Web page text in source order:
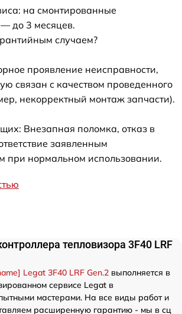
на смонтированные
до 3 месяцев.
случаем?
проявление неисправности,
связан с качеством проведенного
некорректный монтаж запчасти).
Внезапная поломка, отказ в
заявленным
при нормальном использовании.
тепловизора 3F40 LRF
Legat 3F40 LRF Gen.2 выполняется в
сервисе Legat в
мастерами. На все виды работ и
расширенную гарантию - мы в сц